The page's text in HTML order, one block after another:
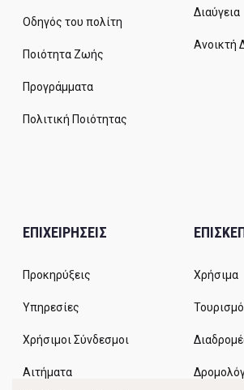
Οδηγός του πολίτη
Ποιότητα Ζωής
Προγράμματα
Πολιτική Ποιότητας
Διαύγεια
Ανοικτή
ΕΠΙΧΕΙΡΗΣΕΙΣ
Προκηρύξεις
Υπηρεσίες
Χρήσιμοι Σύνδεσμοι
Αιτήματα
Χρήσιμα